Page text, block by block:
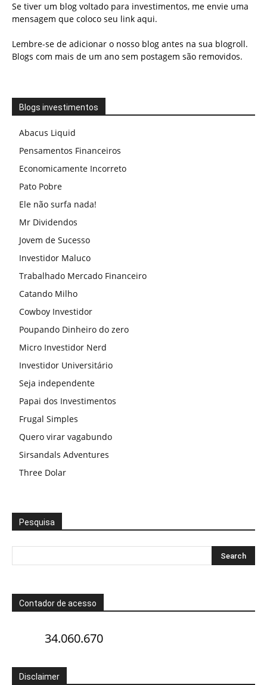
Se tiver um blog voltado para investimentos, me envie uma
mensagem que coloco seu link aqui.
Lembre-se de adicionar o nosso blog antes na sua blogroll.
Blogs com mais de um ano sem postagem são removidos.
Blogs investimentos
Abacus Liquid
Pensamentos Financeiros
Economicamente Incorreto
Pato Pobre
Ele não surfa nada!
Mr Dividendos
Jovem de Sucesso
Investidor Maluco
Trabalhado Mercado Financeiro
Catando Milho
Cowboy Investidor
Poupando Dinheiro do zero
Micro Investidor Nerd
Investidor Universitário
Seja independente
Papai dos Investimentos
Frugal Simples
Quero virar vagabundo
Sirsandals Adventures
Three Dolar
Pesquisa
Contador de acesso
34.060.670
Disclaimer